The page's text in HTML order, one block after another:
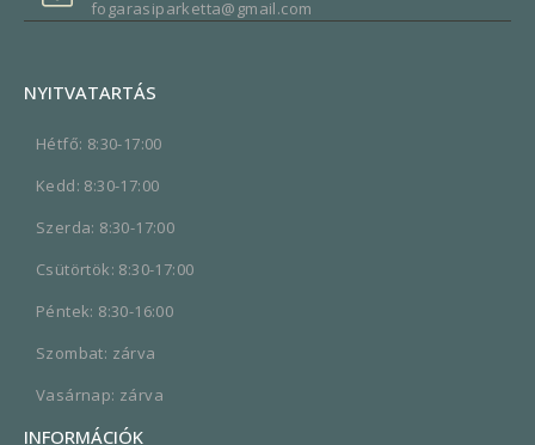
fogarasiparketta@gmail.com
NYITVATARTÁS
Hétfő: 8:30-17:00
Kedd: 8:30-17:00
Szerda: 8:30-17:00
Csütörtök: 8:30-17:00
Péntek: 8:30-16:00
Szombat: zárva
Vasárnap: zárva
INFORMÁCIÓK